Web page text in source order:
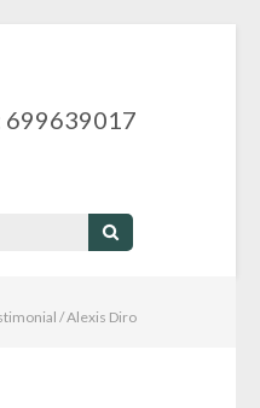
699639017
Buscar:
/Alexis Diro